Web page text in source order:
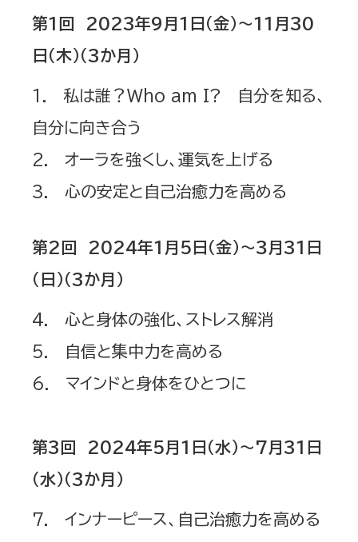
第1回 2023年9月1日（金）～11月30
日（木）（3か月）
1. 私は誰？Who am I? 自分を知る、
自分に向き合う
2. オーラを強くし、運気を上げる
3. 心の安定と自己治癒力を高める
第2回 2024年1月5日（金）～３月31日
（日）（3か月）
4. 心と身体の強化、ストレス解消
5. 自信と集中力を高める
6. マインドと身体をひとつに
第3回 2024年5月1日（水）～7月31日
（水）（3か月）
7. インナーピース、自己治癒力を高める